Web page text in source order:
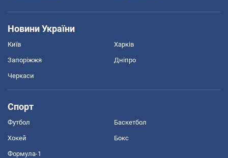
Новини України
Київ Харків
Запоріжжя Дніпро
Черкаси
Спорт
Футбол Баскетбол
Хокей Бокс
Формула-1